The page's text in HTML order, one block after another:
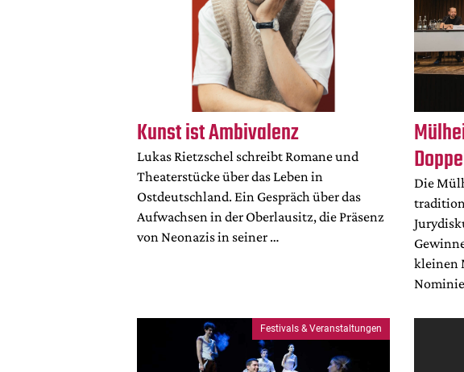
Kunst ist Ambivalenz
Lukas Rietzschel schreibt Romane und
Theaterstücke über das Leben in
Ostdeutschland. Ein Gespräch über das
Aufwachsen in der Oberlausitz, die Präsenz
von Neonazis in seiner …
Die
kleinen
Festivals & Veranstaltungen